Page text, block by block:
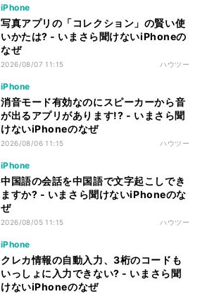
iPhone
写真アプリの「コレクション」の賢い使
いかたは? - いまさら聞けないiPhoneの
なぜ
2026/08/07 11:15 ハウツー
iPhone
消音モード有効なのにスピーカーから音
が出るアプリがあります!? - いまさら聞
けないiPhoneのなぜ
2026/08/06 11:15 ハウツー
iPhone
中国語の会話を中国語で文字起こしでき
ますか? - いまさら聞けないiPhoneのな
ぜ
2026/08/05 11:15 ハウツー
iPhone
クレカ情報の自動入力、3桁のコードも
いっしょに入力できない? - いまさら聞
けないiPhoneのなぜ